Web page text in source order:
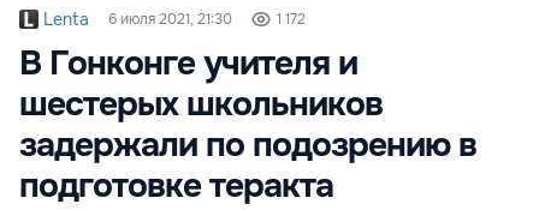
Lenta 6 июля 2021, 21:30 1 172
В Гонконге учителя и
шестерых школьников
задержали по подозрению в
подготовке теракта